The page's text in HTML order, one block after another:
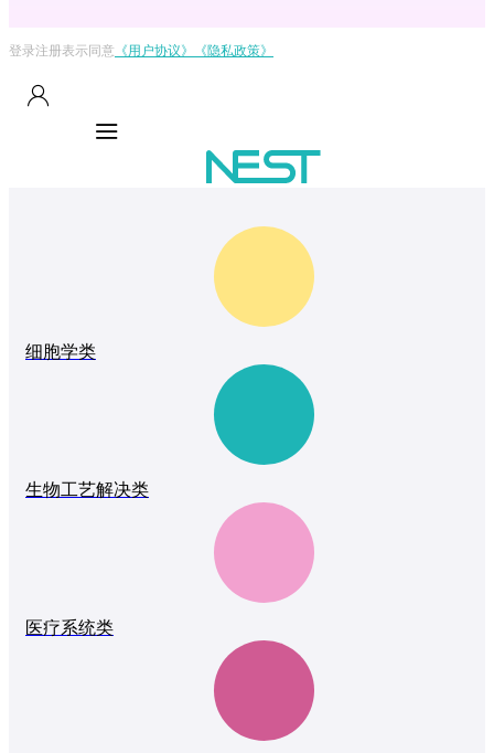
登录注册表示同意 《用户协议》 《隐私政策》
细胞学类
生物工艺解决类
医疗系统类